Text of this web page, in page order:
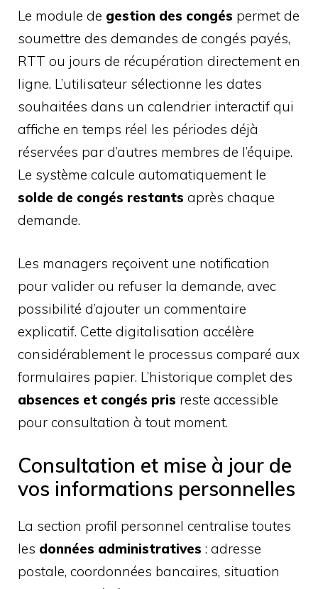
Le module de gestion des congés permet de
soumettre des demandes de congés payés,
RTT ou jours de récupération directement en
ligne. L’utilisateur sélectionne les dates
souhaitées dans un calendrier interactif qui
affiche en temps réel les périodes déjà
réservées par d’autres membres de l’équipe.
Le système calcule automatiquement le
solde de congés restants après chaque
demande.
Les managers reçoivent une notification
pour valider ou refuser la demande, avec
possibilité d’ajouter un commentaire
explicatif. Cette digitalisation accélère
considérablement le processus comparé aux
formulaires papier. L’historique complet des
absences et congés pris reste accessible
pour consultation à tout moment.
Consultation et mise à jour de
vos informations personnelles
La section profil personnel centralise toutes
les données administratives : adresse
postale, coordonnées bancaires, situation